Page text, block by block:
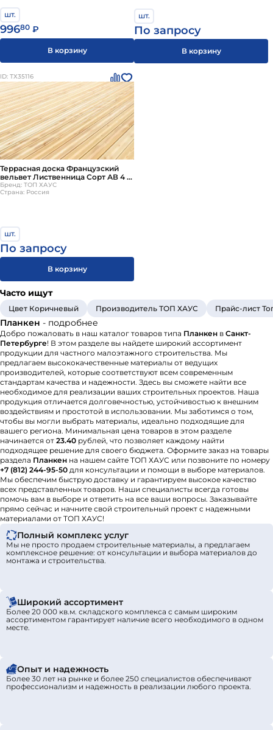
шт.
99680 ₽
В корзину
шт.
По запросу
В корзину
ID: ТХ35116
Террасная доска Французский
вельвет Лиственница Сорт АВ 4 м
ТОП ХАУС
Бренд: ТОП ХАУС
Страна: Россия
шт.
По запросу
В корзину
Часто ищут
Цвет Коричневый Производитель ТОП ХАУС Прайс-лист
Планкен - подробнее
Добро пожаловать в наш каталог товаров типа Планкен в Санкт-
Петербурге! В этом разделе вы найдете широкий ассортимент
продукции для частного малоэтажного строительства. Мы
предлагаем высококачественные материалы от ведущих
производителей, которые соответствуют всем современным
стандартам качества и надежности. Здесь вы сможете найти все
необходимое для реализации ваших строительных проектов. Наша
продукция отличается долговечностью, устойчивостью к внешним
воздействиям и простотой в использовании. Мы заботимся о том,
чтобы вы могли выбрать материалы, идеально подходящие для
вашего региона. Минимальная цена товаров в этом разделе
начинается от 23.40 рублей, что позволяет каждому найти
подходящее решение для своего бюджета. Оформите заказ на товары
раздела Планкен на нашем сайте ТОП ХАУС или позвоните по номеру
+7 (812) 244-95-50 для консультации и помощи в выборе материалов.
Мы обеспечим быструю доставку и гарантируем высокое качество
всех представленных товаров. Наши специалисты всегда готовы
помочь вам в выборе и ответить на все ваши вопросы. Заказывайте
прямо сейчас и начните свой строительный проект с надежными
материалами от ТОП ХАУС!
Полный комплекс услуг
Мы не просто продаем строительные материалы, а предлагаем
комплексное решение: от консультации и выбора материалов до
монтажа и строительства.
Широкий ассортимент
Более 20 000 кв.м. складского комплекса с самым широким
ассортиментом гарантирует наличие всего необходимого в одном
месте.
Опыт и надежность
Более 30 лет на рынке и более 250 специалистов обеспечивают
профессионализм и надежность в реализации любого проекта.